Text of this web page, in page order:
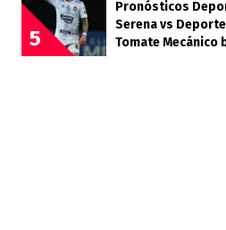
5
Pronósticos
Serena vs
Tomate Mecánico